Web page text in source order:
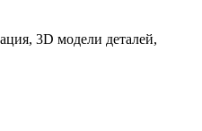
3D модели деталей,